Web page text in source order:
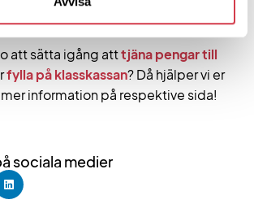
att sätta igång atttjäna pengar till
fylla på klasskassan? Då hjälper vi er
information på respektive sida!
sociala medier